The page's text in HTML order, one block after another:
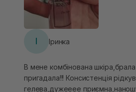
І Іринка
В мене комбінована шкіра,брала
пригадала!!! Консистенція
гелева,дужееее